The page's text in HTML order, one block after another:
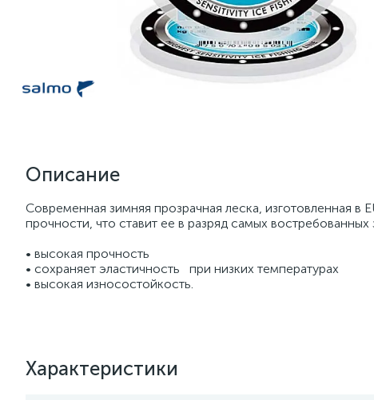
Описание
Современная зимняя прозрачная леска, изготовленная
прочности, что ставит ее в разряд самых востребованных
• высокая прочность
• сохраняет эластичность при низких температурах
• высокая износостойкость.
Характеристики